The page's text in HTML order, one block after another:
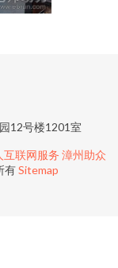
12号楼1201室
互联网服务 漳州助众
有Sitemap